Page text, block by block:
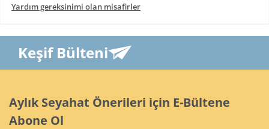
Yardım gereksinimi olan misafirler
Keşif Bülteni
Aylık Seyahat Önerileri için E-Bültene
Abone Ol